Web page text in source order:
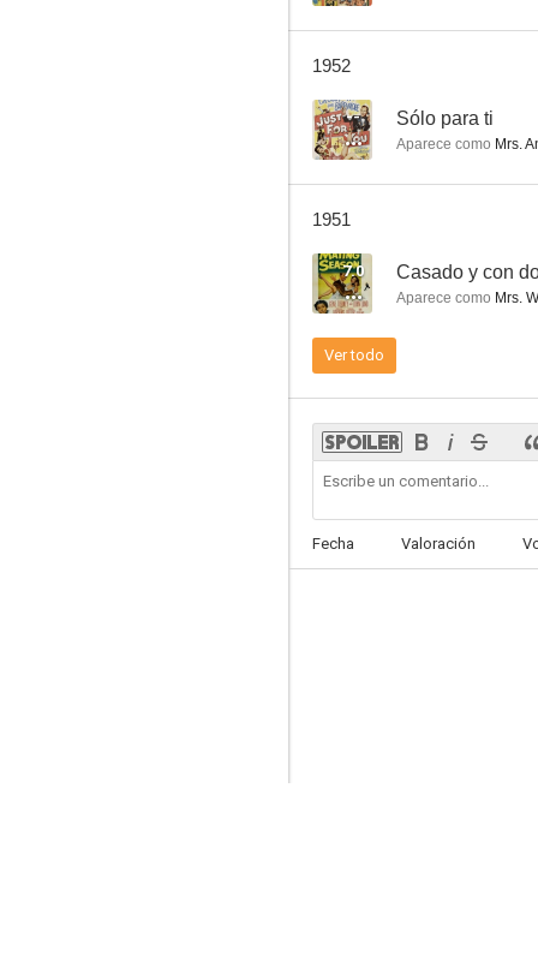
1952
-- Sólo para ti
Aparece como Mrs.
1951
7.0 Casado y con
Aparece como Mrs.
Ver todo
Fecha Valoración